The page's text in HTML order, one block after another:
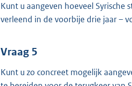
Kunt u aangeven hoeveel Syrische
verleend in de voorbije drie jaar –
Vraag 5
Kunt u zo concreet mogelijk